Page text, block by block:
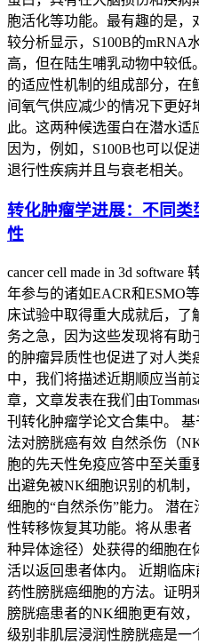
胞活化等功能。最有趣的是，
较分析显示，S100B的mRNA
高，但在陆生哺乳动物中较低
的适应性机制的组成部分，在
间氧气供应减少的情况下更好
此。这两种候选蛋白在潜水适
因为，例如，S100B也可以促
退行性疾病并且与衰老相关。
转化肿瘤学进展：不同
性
cancer cell made in 3d
年参与的诸如EACR和ESMO
床试验中取得重大成就后，了
务之急，因为这些发现将有助
的肿瘤异质性也促进了对人
中，我们将描述近期顺应当前
章，文章发表在我们由
刊转化肿瘤学论文合集中。
法对膀胱癌有效 自然杀伤（
胞的先天性免疫应答中至关重
出避免被NK细胞识别的机制
细胞的“自然杀伤”能力。 潜
性转移恢复其功能。将从患者
种异体途径）处获得的细胞在
活以返回患者体内。 近期临
药性膀胱癌细胞的方法。证明
膀胱癌患者的NK细胞更有效
级别非肌层浸润性膀胱癌是一